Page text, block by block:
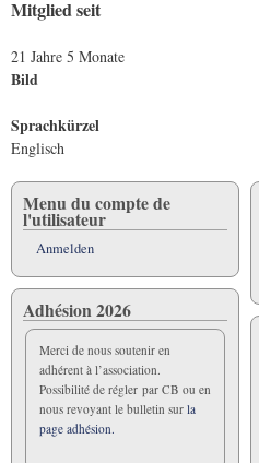
Mitglied seit
21 Jahre 5 Monate
Bild
Sprachkürzel
Englisch
Menu du compte de
l'utilisateur
Anmelden
Adhésion 2026
Merci de nous soutenir en
adhérent à l’association.
Possibilité de régler par CB ou en
nous revoyant le bulletin sur la
page adhésion.